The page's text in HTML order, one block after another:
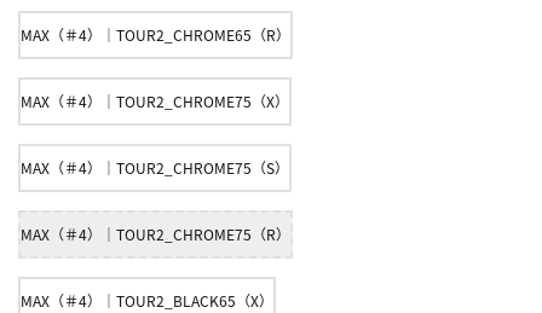
MAX（＃4）｜TOUR2_CHROME65（R）
MAX（＃4）｜TOUR2_CHROME75（X）
MAX（＃4）｜TOUR2_CHROME75（S）
MAX（＃4）｜TOUR2_CHROME75（R）
MAX（＃4）｜TOUR2_BLACK65（X）